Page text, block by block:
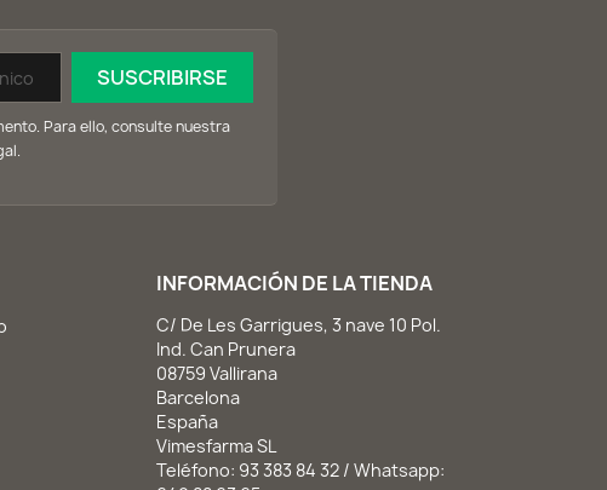
Para ello, consulte nuestra
INFORMACIÓN DE LA TIENDA
C/ De Les Garrigues, 3 nave 10 Pol.
Ind. Can Prunera
08759 Vallirana
Barcelona
España
Vimesfarma SL
Teléfono: 93 383 84 32 / Whatsapp: